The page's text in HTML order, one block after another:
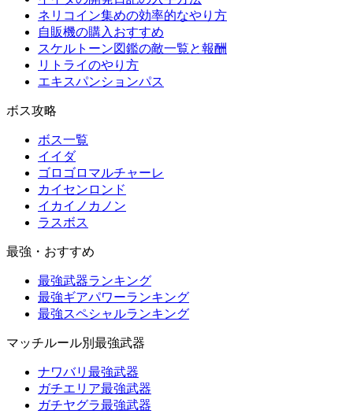
ネリコイン集めの効率的なやり方
自販機の購入おすすめ
スケルトーン図鑑の敵一覧と報酬
リトライのやり方
エキスパンションパス
ボス攻略
ボス一覧
イイダ
ゴロゴロマルチャーレ
カイセンロンド
イカイノカノン
ラスボス
最強・おすすめ
最強武器ランキング
最強ギアパワーランキング
最強スペシャルランキング
マッチルール別最強武器
ナワバリ最強武器
ガチエリア最強武器
ガチヤグラ最強武器